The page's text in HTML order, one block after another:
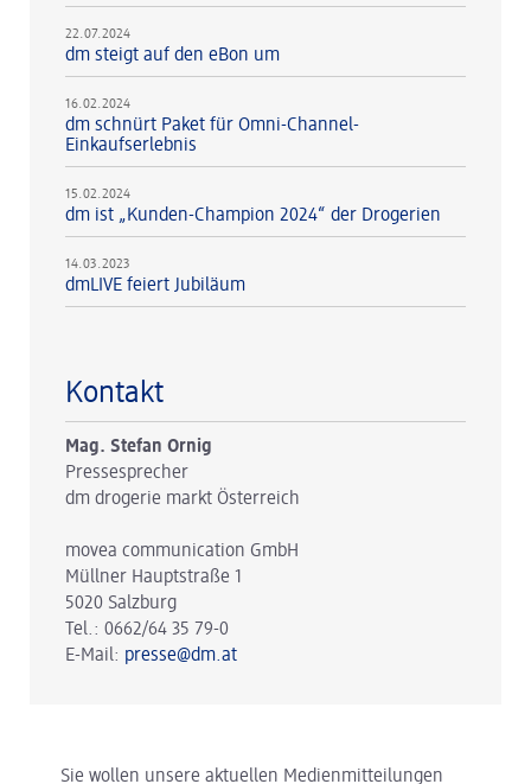
22.07.2024
dm steigt auf den eBon um
16.02.2024
dm schnürt Paket für Omni-Channel-
Einkaufserlebnis
15.02.2024
dm ist „Kunden-Champion 2024“ der Drogerien
14.03.2023
dmLIVE feiert Jubiläum
Kontakt
Mag. Stefan Ornig
Pressesprecher
dm drogerie markt Österreich
movea communication GmbH
Müllner Hauptstraße 1
5020 Salzburg
Tel.: 0662/64 35 79-0
E-Mail: presse@dm.at
Sie wollen unsere aktuellen Medienmitteilungen